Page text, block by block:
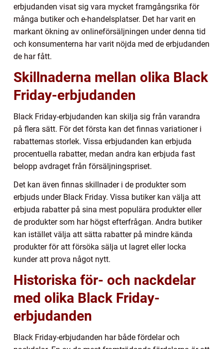
erbjudanden visat sig vara mycket framgångsrika för
många butiker och e-handelsplatser. Det har varit en
markant ökning av onlineförsäljningen under denna tid
och konsumenterna har varit nöjda med de erbjudanden
de har fått.
Skillnaderna mellan olika Black
Friday-erbjudanden
Black Friday-erbjudanden kan skilja sig från varandra
på flera sätt. För det första kan det finnas variationer i
rabatternas storlek. Vissa erbjudanden kan erbjuda
procentuella rabatter, medan andra kan erbjuda fast
belopp avdraget från försäljningspriset.
Det kan även finnas skillnader i de produkter som
erbjuds under Black Friday. Vissa butiker kan välja att
erbjuda rabatter på sina mest populära produkter eller
de produkter som har högst efterfrågan. Andra butiker
kan istället välja att sätta rabatter på mindre kända
produkter för att försöka sälja ut lagret eller locka
kunder att prova något nytt.
Historiska för- och nackdelar
med olika Black Friday-
erbjudanden
Black Friday-erbjudanden har både fördelar och